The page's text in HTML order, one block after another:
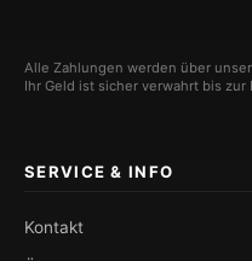
Alle Zahlungen werden über
Ihr Geld ist sicher verwahrt bis
SERVICE & INFO
Kontakt